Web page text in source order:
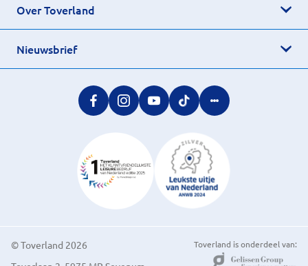
Over Toverland
Nieuwsbrief
© Toverland 2026
Toverland is onderdeel van: